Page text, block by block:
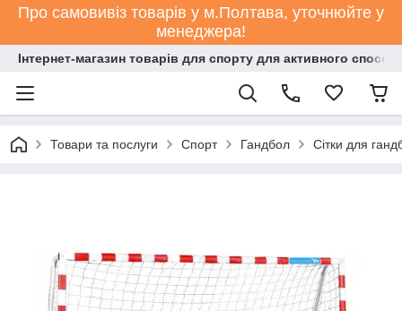
Про самовивіз товарів у м.Полтава, уточнюйте у
менеджера!
Інтернет-магазин товарів для спорту для активного
Товари та послуги Спорт Гандбол Сітки для